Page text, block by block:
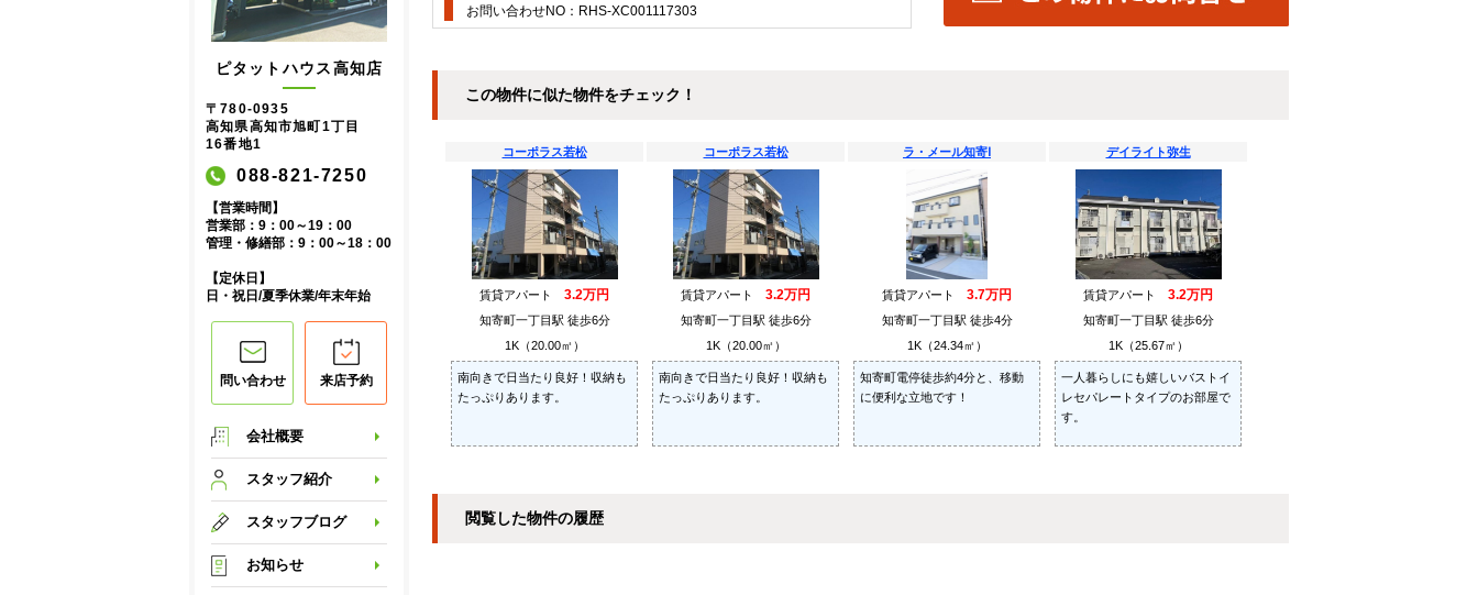
お問い合わせNO：RHS-XC001117303
この物件に似た物件をチェック！
コーポラス若松
賃貸アパート 3.2万円
知寄町一丁目駅 徒歩6分
1K（20.00㎡）
南向きで日当たり良好！収納も
たっぷりあります。
コーポラス若松
賃貸アパート 3.2万円
知寄町一丁目駅 徒歩6分
1K（20.00㎡）
南向きで日当たり良好！収納も
たっぷりあります。
ラ・メール知寄Ⅰ
賃貸アパート 3.7万円
知寄町一丁目駅 徒歩4分
1K（24.34㎡）
知寄町電停徒歩約4分と、移動
に便利な立地です！
デイライト弥生
賃貸アパート 3.2万円
知寄町一丁目駅 徒歩6分
1K（25.67㎡）
一人暮らしにも嬉しいバストイ
レセパレートタイプのお部屋で
す。
閲覧した物件の履歴
ピタットハウス高知店
〒780-0935
高知県高知市旭町1丁目
16番地1
088-821-7250
【営業時間】
営業部：9：00～19：00
管理・修繕部：9：00～18：00
【定休日】
日・祝日/夏季休業/年末年始
問い合わせ 来店予約
会社概要
スタッフ紹介
スタッフブログ
お知らせ